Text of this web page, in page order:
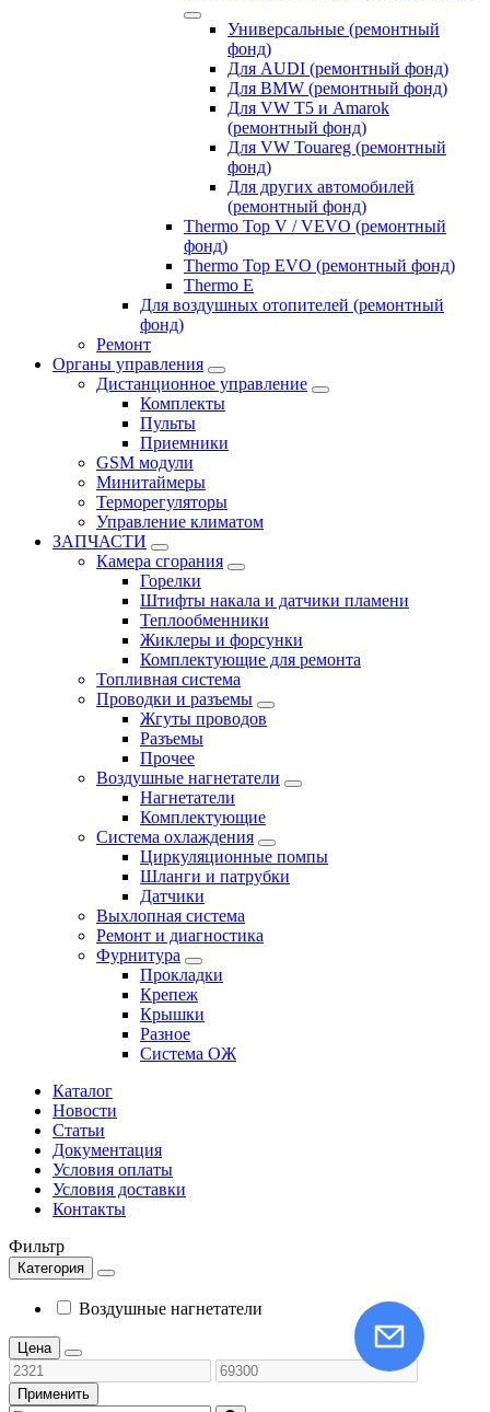
Универсальные (ремонтный
фонд)
Для AUDI (ремонтный фонд)
Для BMW (ремонтный фонд)
Для VW T5 и Amarok
(ремонтный фонд)
Для VW Touareg (ремонтный
фонд)
Для других автомобилей
(ремонтный фонд)
Thermo Top V / VEVO (ремонтный
фонд)
Thermo Top EVO (ремонтный фонд)
Thermo E
Для воздушных отопителей (ремонтный
фонд)
Ремонт
Органы управления
Дистанционное управление
Комплекты
Пульты
Приемники
GSM модули
Минитаймеры
Терморегуляторы
Управление климатом
ЗАПЧАСТИ
Камера сгорания
Горелки
Штифты накала и датчики пламени
Теплообменники
Жиклеры и форсунки
Комплектующие для ремонта
Топливная система
Проводки и разъемы
Жгуты проводов
Разъемы
Прочее
Воздушные нагнетатели
Нагнетатели
Комплектующие
Система охлаждения
Циркуляционные помпы
Шланги и патрубки
Датчики
Выхлопная система
Ремонт и диагностика
Фурнитура
Прокладки
Крепеж
Крышки
Разное
Система ОЖ
Каталог
Новости
Статьи
Документация
Условия оплаты
Условия доставки
Контакты
Фильтр
Категория
Воздушные нагнетатели
Цена
Применить